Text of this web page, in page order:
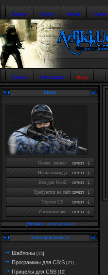
Главная Форум Файлы Статьи
Главная Регистрация Вход
Меню
Основ. раздел
Наша каманда
Все для UcoZ
Требуются на сайт
Портал CS
Изготовление
Категории раздела
Шаблоны [15]
Программы для CS:S [21]
Прицелы для CSS [10]